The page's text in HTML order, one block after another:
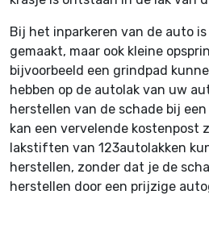
Bij het inparkeren van de auto
gemaakt, maar ook kleine
bijvoorbeeld een grindpad
hebben op de autolak van uw
herstellen van de schade bij
kan een vervelende kostenpost
lakstiften van 123autolakken
herstellen, zonder dat je de
herstellen door een prijzige